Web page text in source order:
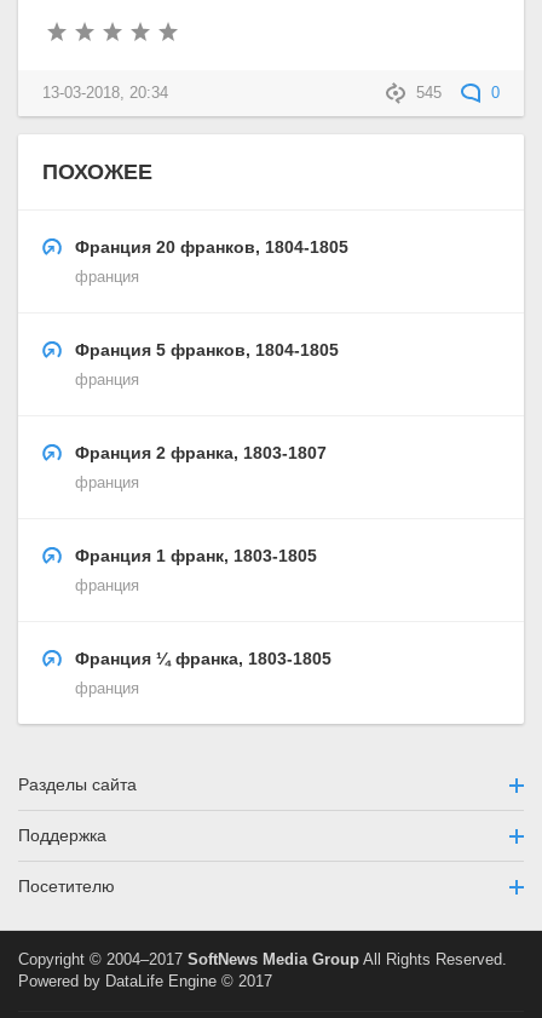
545 0
13-03-2018, 20:34
ПОХОЖЕЕ
Франция 20 франков, 1804-1805
франция
Франция 5 франков, 1804-1805
франция
Франция 2 франка, 1803-1807
франция
Франция 1 франк, 1803-1805
франция
Франция ¼ франка, 1803-1805
франция
Разделы сайта
Поддержка
Посетителю
Copyright © 2004–2017 SoftNews Media Group All Rights Reserved.
Powered by DataLife Engine © 2017